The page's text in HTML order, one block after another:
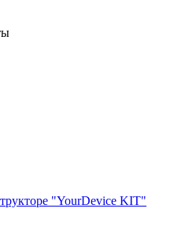
"YourDevice KIT"